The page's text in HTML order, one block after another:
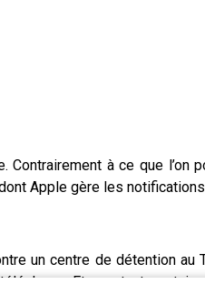
à ce que l’on
Apple gère les
un centre de détention au